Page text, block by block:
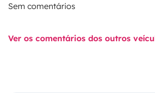
Sem comentários
Ver os comentários dos outros